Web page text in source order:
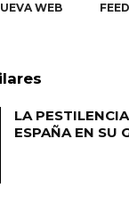
WEB
LA
ESPAÑA EN SU